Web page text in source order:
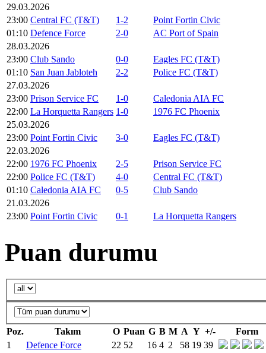
29.03.2026
23:00 Central FC (T&T) 1-2
Point Fortin Civic
01:10 Defence Force 2-0
AC Port of Spain
28.03.2026
23:00 Club Sando 0-0
Eagles FC (T&T)
01:10 San Juan Jabloteh 2-2
Police FC (T&T)
27.03.2026
23:00 Prison Service FC 1-0
Caledonia AIA FC
22:00 La Horquetta Rangers 1-0
1976 FC Phoenix
25.03.2026
23:00 Point Fortin Civic 3-0
Eagles FC (T&T)
22.03.2026
22:00 1976 FC Phoenix 2-5
Prison Service FC
22:00 Police FC (T&T) 4-0
Central FC (T&T)
01:10 Caledonia AIA FC 0-5
Club Sando
21.03.2026
23:00 Point Fortin Civic 0-1 La Horquetta Rangers
Puan durumu
Poz. Takım O Puan G B M A Y +/-
Form
1
Defence Force 22 52 16 4 2 58 19 39